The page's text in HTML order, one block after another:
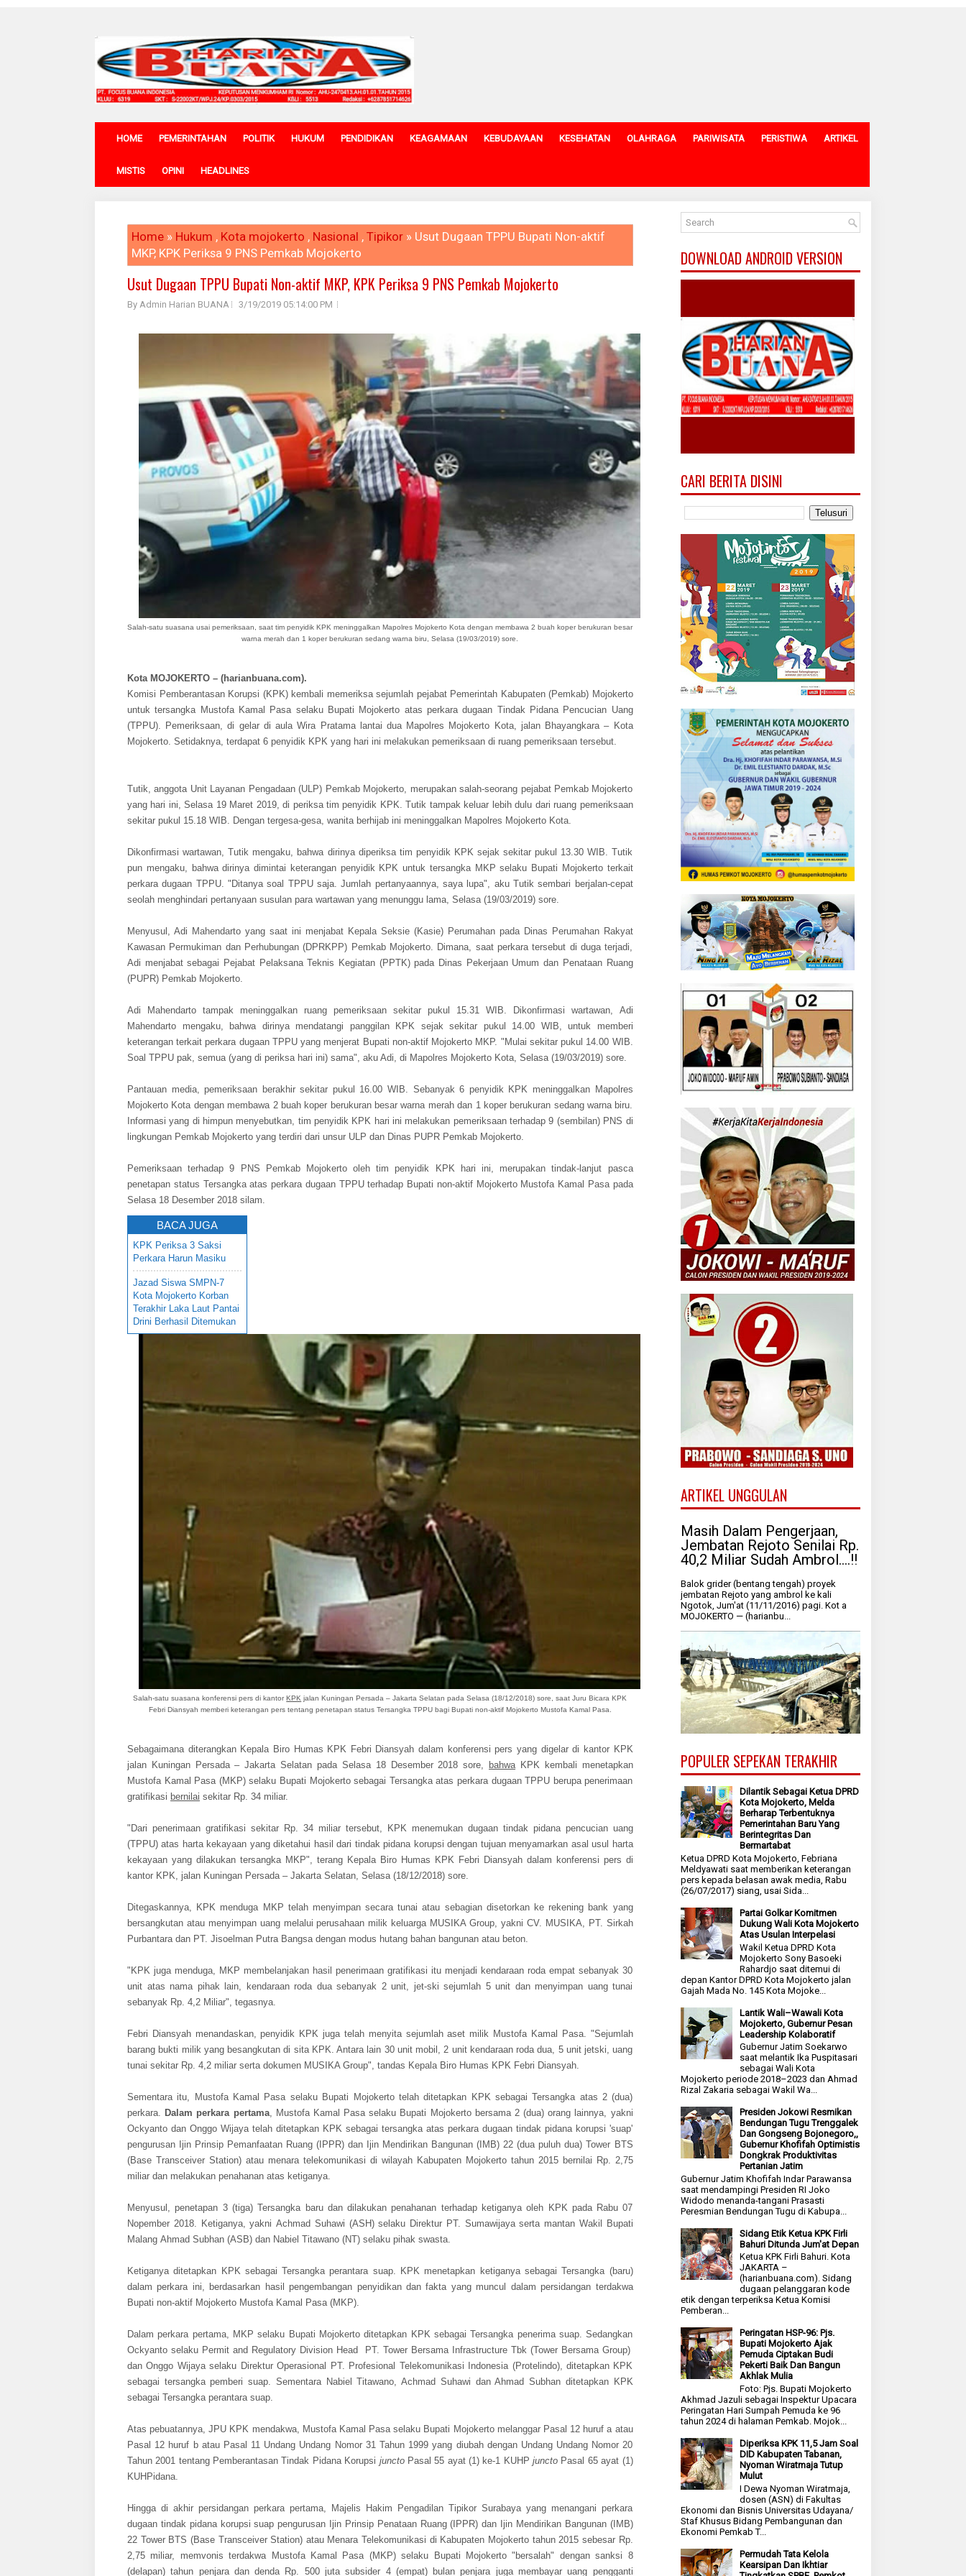
HOME PEMERINTAHAN POLITIK HUKUM PENDIDIKAN KEAGAMAAN KEBUDAYAAN KESEHATAN OLAHRAGA PARIWISATA PERISTIWA ARTIKEL
MISTIS OPINI HEADLINES
Home » Hukum , Kota mojokerto , Nasional , Tipikor » Usut Dugaan TPPU Bupati Non-aktif
MKP, KPK Periksa 9 PNS Pemkab Mojokerto
Usut Dugaan TPPU Bupati Non-aktif MKP, KPK Periksa 9 PNS Pemkab Mojokerto
By Admin Harian BUANA 3/19/2019 05:14:00 PM
Salah-satu suasana usai pemeriksaan, saat tim penyidik KPK meninggalkan Mapolres Mojokerto Kota dengan membawa 2 buah koper berukuran besar
warna merah dan 1 koper berukuran sedang warna biru, Selasa (19/03/2019) sore.
Kota MOJOKERTO – (harianbuana.com).
Komisi Pemberantasan Korupsi (KPK) kembali memeriksa sejumlah pejabat Pemerintah Kabupaten (Pemkab) Mojokerto
untuk tersangka Mustofa Kamal Pasa selaku Bupati Mojokerto atas perkara dugaan Tindak Pidana Pencucian Uang
(TPPU). Pemeriksaan, di gelar di aula Wira Pratama lantai dua Mapolres Mojokerto Kota, jalan Bhayangkara – Kota
Mojokerto. Setidaknya, terdapat 6 penyidik KPK yang hari ini melakukan pemeriksaan di ruang pemeriksaan tersebut.
Tutik, anggota Unit Layanan Pengadaan (ULP) Pemkab Mojokerto, merupakan salah-seorang pejabat Pemkab Mojokerto
yang hari ini, Selasa 19 Maret 2019, di periksa tim penyidik KPK. Tutik tampak keluar lebih dulu dari ruang pemeriksaan
sekitar pukul 15.18 WIB. Dengan tergesa-gesa, wanita berhijab ini meninggalkan Mapolres Mojokerto Kota.
Dikonfirmasi wartawan, Tutik mengaku, bahwa dirinya diperiksa tim penyidik KPK sejak sekitar pukul 13.30 WIB. Tutik
pun mengaku, bahwa dirinya dimintai keterangan penyidik KPK untuk tersangka MKP selaku Bupati Mojokerto terkait
perkara dugaan TPPU. "Ditanya soal TPPU saja. Jumlah pertanyaannya, saya lupa", aku Tutik sembari berjalan-cepat
seolah menghindari pertanyaan susulan para wartawan yang menunggu lama, Selasa (19/03/2019) sore.
Menyusul, Adi Mahendarto yang saat ini menjabat Kepala Seksie (Kasie) Perumahan pada Dinas Perumahan Rakyat
Kawasan Permukiman dan Perhubungan (DPRKPP) Pemkab Mojokerto. Dimana, saat perkara tersebut di duga terjadi,
Adi menjabat sebagai Pejabat Pelaksana Teknis Kegiatan (PPTK) pada Dinas Pekerjaan Umum dan Penataan Ruang
(PUPR) Pemkab Mojokerto.
Adi Mahendarto tampak meninggalkan ruang pemeriksaan sekitar pukul 15.31 WIB. Dikonfirmasi wartawan, Adi
Mahendarto mengaku, bahwa dirinya mendatangi panggilan KPK sejak sekitar pukul 14.00 WIB, untuk memberi
keterangan terkait perkara dugaan TPPU yang menjerat Bupati non-aktif Mojokerto MKP. "Mulai sekitar pukul 14.00 WIB.
Soal TPPU pak, semua (yang di periksa hari ini) sama", aku Adi, di Mapolres Mojokerto Kota, Selasa (19/03/2019) sore.
Pantauan media, pemeriksaan berakhir sekitar pukul 16.00 WIB. Sebanyak 6 penyidik KPK meninggalkan Mapolres
Mojokerto Kota dengan membawa 2 buah koper berukuran besar warna merah dan 1 koper berukuran sedang warna biru.
Informasi yang di himpun menyebutkan, tim penyidik KPK hari ini melakukan pemeriksaan terhadap 9 (sembilan) PNS di
lingkungan Pemkab Mojokerto yang terdiri dari unsur ULP dan Dinas PUPR Pemkab Mojokerto.
Pemeriksaan terhadap 9 PNS Pemkab Mojokerto oleh tim penyidik KPK hari ini, merupakan tindak-lanjut pasca
penetapan status Tersangka atas perkara dugaan TPPU terhadap Bupati non-aktif Mojokerto Mustofa Kamal Pasa pada
Selasa 18 Desember 2018 silam.
BACA JUGA
KPK Periksa 3 Saksi
Perkara Harun Masiku
Jazad Siswa SMPN-7
Kota Mojokerto Korban
Terakhir Laka Laut Pantai
Drini Berhasil Ditemukan
Salah-satu suasana konferensi pers di kantorKPK jalan Kuningan Persada – Jakarta Selatan pada Selasa (18/12/2018) sore, saat Juru Bicara KPK
Febri Diansyah memberi keterangan pers tentang penetapan status Tersangka TPPU bagi Bupati non-aktif Mojokerto Mustofa Kamal Pasa.
Sebagaimana diterangkan Kepala Biro Humas KPK Febri Diansyah dalam konferensi pers yang digelar di kantor KPK
jalan Kuningan Persada – Jakarta Selatan pada Selasa 18 Desember 2018 sore, bahwa KPK kembali menetapkan
Mustofa Kamal Pasa (MKP) selaku Bupati Mojokerto sebagai Tersangka atas perkara dugaan TPPU berupa penerimaan
gratifikasi bernilai sekitar Rp. 34 miliar.
"Dari penerimaan gratifikasi sekitar Rp. 34 miliar tersebut, KPK menemukan dugaan tindak pidana pencucian uang
(TPPU) atas harta kekayaan yang diketahui hasil dari tindak pidana korupsi dengan tujuan menyamarkan asal usul harta
kekayaan yang dilakukan tersangka MKP", terang Kepala Biro Humas KPK Febri Diansyah dalam konferensi pers di
kantor KPK, jalan Kuningan Persada – Jakarta Selatan, Selasa (18/12/2018) sore.
Ditegaskannya, KPK menduga MKP telah menyimpan secara tunai atau sebagian disetorkan ke rekening bank yang
bersangkutan atau menyimpan uang melalui perusahaan milik keluarga MUSIKA Group, yakni CV. MUSIKA, PT. Sirkah
Purbantara dan PT. Jisoelman Putra Bangsa dengan modus hutang bahan bangunan atau beton.
"KPK juga menduga, MKP membelanjakan hasil penerimaan gratifikasi itu menjadi kendaraan roda empat sebanyak 30
unit atas nama pihak lain, kendaraan roda dua sebanyak 2 unit, jet-ski sejumlah 5 unit dan menyimpan uang tunai
sebanyak Rp. 4,2 Miliar", tegasnya.
Febri Diansyah menandaskan, penyidik KPK juga telah menyita sejumlah aset milik Mustofa Kamal Pasa. "Sejumlah
barang bukti milik yang besangkutan di sita KPK. Antara lain 30 unit mobil, 2 unit kendaraan roda dua, 5 unit jetski, uang
tunai sekitar Rp. 4,2 miliar serta dokumen MUSIKA Group", tandas Kepala Biro Humas KPK Febri Diansyah.
Sementara itu, Mustofa Kamal Pasa selaku Bupati Mojokerto telah ditetapkan KPK sebagai Tersangka atas 2 (dua)
perkara. Dalam perkara pertama, Mustofa Kamal Pasa selaku Bupati Mojokerto bersama 2 (dua) orang lainnya, yakni
Ockyanto dan Onggo Wijaya telah ditetapkan KPK sebagai tersangka atas perkara dugaan tindak pidana korupsi 'suap'
pengurusan Ijin Prinsip Pemanfaatan Ruang (IPPR) dan Ijin Mendirikan Bangunan (IMB) 22 (dua puluh dua) Tower BTS
(Base Transceiver Station) atau menara telekomunikasi di wilayah Kabupaten Mojokerto tahun 2015 bernilai Rp. 2,75
miliar dan melakukan penahanan atas ketiganya.
Menyusul, penetapan 3 (tiga) Tersangka baru dan dilakukan penahanan terhadap ketiganya oleh KPK pada Rabu 07
Nopember 2018. Ketiganya, yakni Achmad Suhawi (ASH) selaku Direktur PT. Sumawijaya serta mantan Wakil Bupati
Malang Ahmad Subhan (ASB) dan Nabiel Titawano (NT) selaku pihak swasta.
Ketiganya ditetapkan KPK sebagai Tersangka perantara suap. KPK menetapkan ketiganya sebagai Tersangka (baru)
dalam perkara ini, berdasarkan hasil pengembangan penyidikan dan fakta yang muncul dalam persidangan terdakwa
Bupati non-aktif Mojokerto Mustofa Kamal Pasa (MKP).
Dalam perkara pertama, MKP selaku Bupati Mojokerto ditetapkan KPK sebagai Tersangka penerima suap. Sedangkan
Ockyanto selaku Permit and Regulatory Division Head PT. Tower Bersama Infrastructure Tbk (Tower Bersama Group)
dan Onggo Wijaya selaku Direktur Operasional PT. Profesional Telekomunikasi Indonesia (Protelindo), ditetapkan KPK
sebagai tersangka pemberi suap. Sementara Nabiel Titawano, Achmad Suhawi dan Ahmad Subhan ditetapkan KPK
sebagai Tersangka perantara suap.
Atas pebuatannya, JPU KPK mendakwa, Mustofa Kamal Pasa selaku Bupati Mojokerto melanggar Pasal 12 huruf a atau
Pasal 12 huruf b atau Pasal 11 Undang Undang Nomor 31 Tahun 1999 yang diubah dengan Undang Undang Nomor 20
Tahun 2001 tentang Pemberantasan Tindak Pidana Korupsi junctoPasal 55 ayat (1) ke-1 KUHPjuncto Pasal 65 ayat (1)
KUHPidana.
Hingga di akhir persidangan perkara pertama, Majelis Hakim Pengadilan Tipikor Surabaya yang menangani perkara
dugaan tindak pidana korupsi suap pengurusan Ijin Prinsip Penataan Ruang (IPPR) dan Ijin Mendirikan Bangunan (IMB)
22 Tower BTS (Base Transceiver Station) atau Menara Telekomunikasi di Kabupaten Mojokerto tahun 2015 sebesar Rp.
2,75 miliar, memvonis terdakwa Mustofa Kamal Pasa (MKP) selaku Bupati Mojokerto "bersalah" dengan sanksi 8
(delapan) tahun penjara dan denda Rp. 500 juta subsider 4 (empat) bulan penjara juga membayar uang pengganti
DOWNLOAD ANDROID VERSION
CARI BERITA DISINI
ARTIKEL UNGGULAN
Masih Dalam Pengerjaan,
Jembatan Rejoto Senilai Rp.
40,2 Miliar Sudah Ambrol....!!
Balok grider (bentang tengah) proyek
jembatan Rejoto yang ambrol ke kali
Ngotok, Jum'at (11/11/2016) pagi. Kot a
MOJOKERTO — (harianbu...
POPULER SEPEKAN TERAKHIR
Dilantik Sebagai Ketua DPRD
Kota Mojokerto, Melda
Berharap Terbentuknya
Pemerintahan Baru Yang
Berintegritas Dan
Bermartabat
Ketua DPRD Kota Mojokerto, Febriana
Meldyawati saat memberikan keterangan
pers kepada belasan awak media, Rabu
(26/07/2017) siang, usai Sida...
Partai Golkar Komitmen
Dukung Wali Kota Mojokerto
Atas Usulan Interpelasi
Wakil Ketua DPRD Kota
Mojokerto Sony Basoeki
Rahardjo saat ditemui di
depan Kantor DPRD Kota Mojokerto jalan
Gajah Mada No. 145 Kota Mojoke...
Lantik Wali–Wawali Kota
Mojokerto, Gubernur Pesan
Leadership Kolaboratif
Gubernur Jatim Soekarwo
saat melantik Ika Puspitasari
sebagai Wali Kota
Mojokerto periode 2018–2023 dan Ahmad
Rizal Zakaria sebagai Wakil Wa...
Presiden Jokowi Resmikan
Bendungan Tugu Trenggalek
Dan Gongseng Bojonegoro,,
Gubernur Khofifah Optimistis
Dongkrak Produktivitas
Pertanian Jatim
Gubernur Jatim Khofifah Indar Parawansa
saat mendampingi Presiden RI Joko
Widodo menanda-tangani Prasasti
Peresmian Bendungan Tugu di Kabupa...
Sidang Etik Ketua KPK Firli
Bahuri Ditunda Jum'at Depan
Ketua KPK Firli Bahuri. Kota
JAKARTA –
(harianbuana.com). Sidang
dugaan pelanggaran kode
etik dengan terperiksa Ketua Komisi
Pemberan...
Peringatan HSP-96: Pjs.
Bupati Mojokerto Ajak
Pemuda Ciptakan Budi
Pekerti Baik Dan Bangun
Akhlak Mulia
Foto: Pjs. Bupati Mojokerto
Akhmad Jazuli sebagai Inspektur Upacara
Peringatan Hari Sumpah Pemuda ke 96
tahun 2024 di halaman Pemkab. Mojok...
Diperiksa KPK 11,5 Jam Soal
DID Kabupaten Tabanan,
Nyoman Wiratmaja Tutup
Mulut
I Dewa Nyoman Wiratmaja,
dosen (ASN) di Fakultas
Ekonomi dan Bisnis Universitas Udayana/
Staf Khusus Bidang Pembangunan dan
Ekonomi Pemkab T...
Permudah Tata Kelola
Kearsipan Dan Ikhtiar